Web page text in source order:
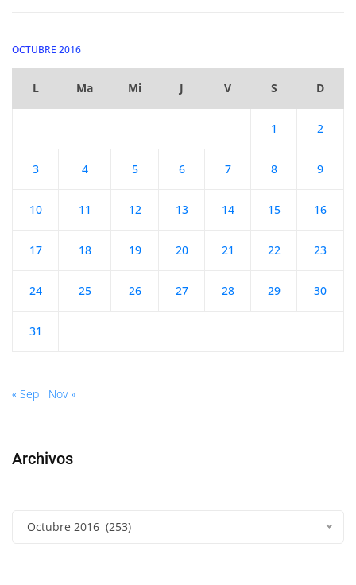
OCTUBRE 2016
L Ma Mi J V S D
1 2
3 4 5 6 7 8 9
10 11 12 13 14 15 16
17 18 19 20 21 22 23
24 25 26 27 28 29 30
31
« Sep Nov »
Archivos
Octubre 2016 (253)